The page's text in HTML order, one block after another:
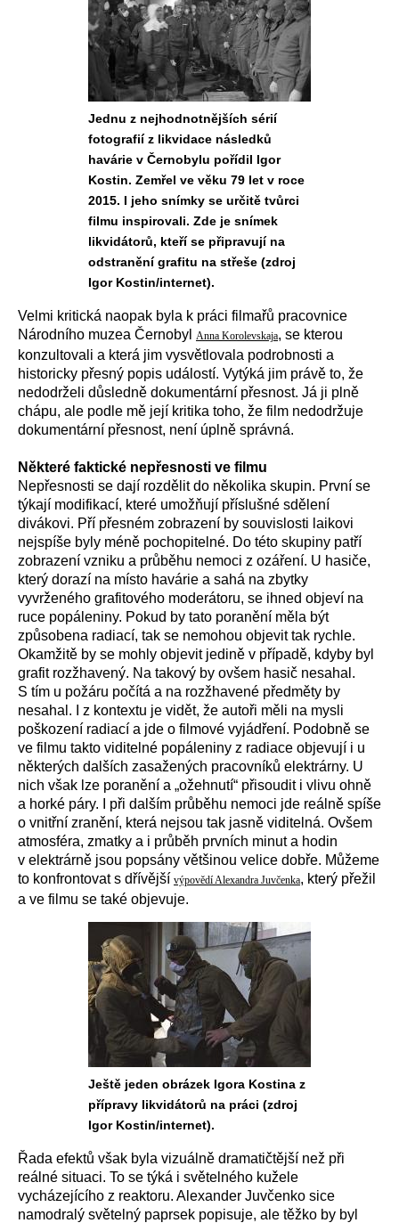
Jednu z nejhodnotnějších sérií
fotografií z likvidace následků
havárie v Černobylu pořídil Igor
Kostin. Zemřel ve věku 79 let v roce
2015. I jeho snímky se určitě tvůrci
filmu inspirovali. Zde je snímek
likvidátorů, kteří se připravují na
odstranění grafitu na střeše (zdroj
Igor Kostin/internet).
Velmi kritická naopak byla k práci filmařů pracovnice
Národního muzea Černobyl Anna Korolevskaja, se kterou
konzultovali a která jim vysvětlovala podrobnosti a
historicky přesný popis událostí. Vytýká jim právě to, že
nedodrželi důsledně dokumentární přesnost. Já ji plně
chápu, ale podle mě její kritika toho, že film nedodržuje
dokumentární přesnost, není úplně správná.
Některé faktické nepřesnosti ve filmu
Nepřesnosti se dají rozdělit do několika skupin. První se
týkají modifikací, které umožňují příslušné sdělení
divákovi. Pří přesném zobrazení by souvislosti laikovi
nejspíše byly méně pochopitelné. Do této skupiny patří
zobrazení vzniku a průběhu nemoci z ozáření. U hasiče,
který dorazí na místo havárie a sahá na zbytky
vyvrženého grafitového moderátoru, se ihned objeví na
ruce popáleniny. Pokud by tato poranění měla být
způsobena radiací, tak se nemohou objevit tak rychle.
Okamžitě by se mohly objevit jedině v případě, kdyby byl
grafit rozžhavený. Na takový by ovšem hasič nesahal.
S tím u požáru počítá a na rozžhavené předměty by
nesahal. I z kontextu je vidět, že autoři měli na mysli
poškození radiací a jde o filmové vyjádření. Podobně se
ve filmu takto viditelné popáleniny z radiace objevují i u
některých dalších zasažených pracovníků elektrárny. U
nich však lze poranění a „ožehnutí“ přisoudit i vlivu ohně
a horké páry. I při dalším průběhu nemoci jde reálně spíše
o vnitřní zranění, která nejsou tak jasně viditelná. Ovšem
atmosféra, zmatky a i průběh prvních minut a hodin
v elektrárně jsou popsány většinou velice dobře. Můžeme
to konfrontovat s dřívější výpovědí Alexandra Juvčenka, který přežil
a ve filmu se také objevuje.
Ještě jeden obrázek Igora Kostina z
přípravy likvidátorů na práci (zdroj
Igor Kostin/internet).
Řada efektů však byla vizuálně dramatičtější než při
reálné situaci. To se týká i světelného kužele
vycházejícího z reaktoru. Alexander Juvčenko sice
namodralý světelný paprsek popisuje, ale těžko by byl